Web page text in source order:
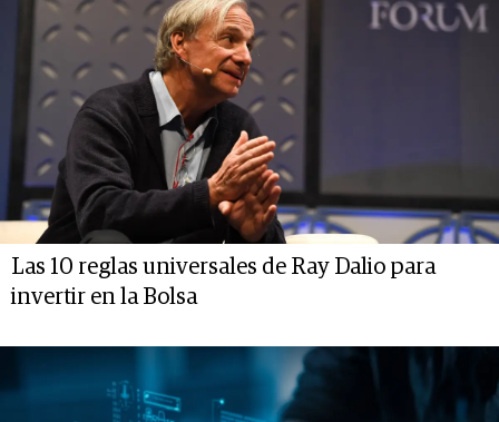
Las 10 reglas universales de Ray Dalio para
invertir en la Bolsa